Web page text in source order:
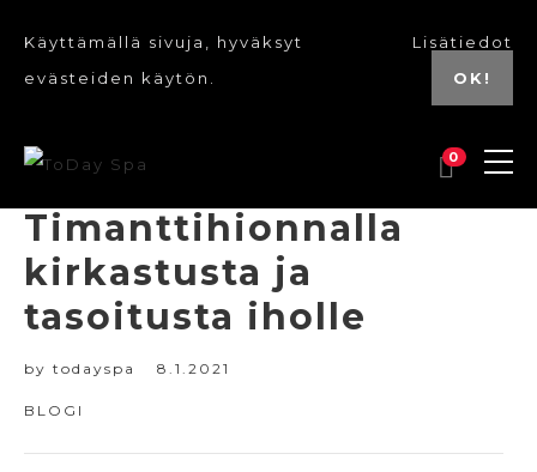
Käyttämällä sivuja, hyväksyt
evästeiden käytön.
Lisätiedot
OK!
0
Timanttihionnalla
kirkastusta ja
tasoitusta iholle
by todayspa 8.1.2021
BLOGI